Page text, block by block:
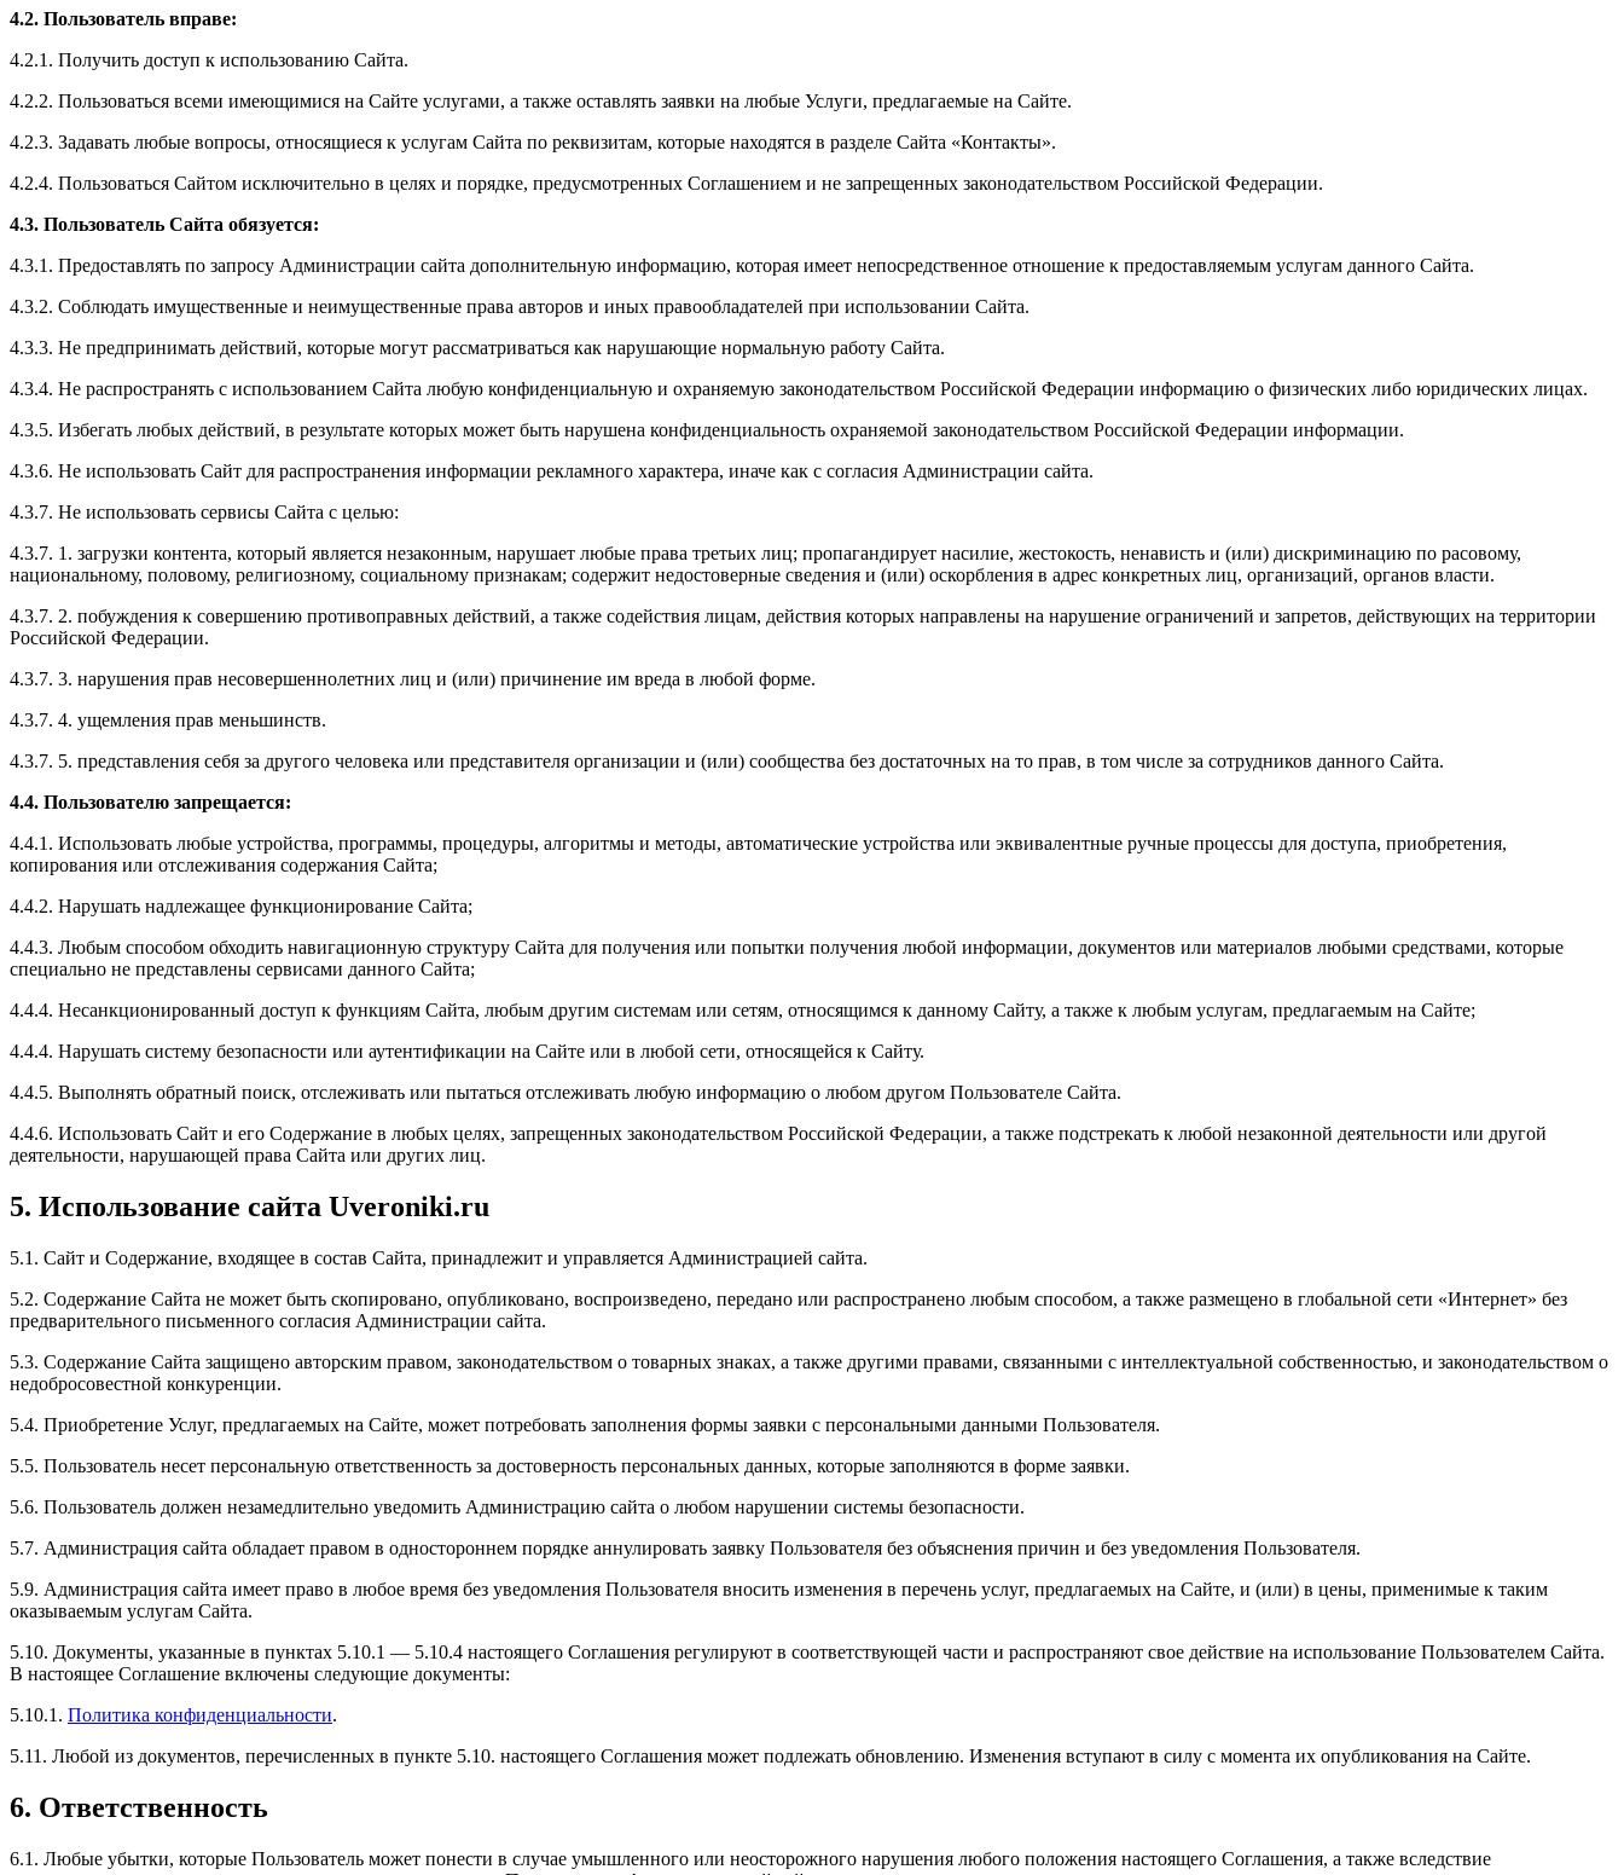
4.2. Пользователь вправе:
4.2.1. Получить доступ к использованию Сайта.
4.2.2. Пользоваться всеми имеющимися на Сайте услугами, а также оставлять заявки на любые Услуги, предлагаемые на Сайте.
4.2.3. Задавать любые вопросы, относящиеся к услугам Сайта по реквизитам, которые находятся в разделе Сайта «Контакты».
4.2.4. Пользоваться Сайтом исключительно в целях и порядке, предусмотренных Соглашением и не запрещенных законодательством Российской Федерации.
4.3. Пользователь Сайта обязуется:
4.3.1. Предоставлять по запросу Администрации сайта дополнительную информацию, которая имеет непосредственное отношение к предоставляемым услугам данного Сайта.
4.3.2. Соблюдать имущественные и неимущественные права авторов и иных правообладателей при использовании Сайта.
4.3.3. Не предпринимать действий, которые могут рассматриваться как нарушающие нормальную работу Сайта.
4.3.4. Не распространять с использованием Сайта любую конфиденциальную и охраняемую законодательством Российской Федерации информацию о физических либо юридических лицах.
4.3.5. Избегать любых действий, в результате которых может быть нарушена конфиденциальность охраняемой законодательством Российской Федерации информации.
4.3.6. Не использовать Сайт для распространения информации рекламного характера, иначе как с согласия Администрации сайта.
4.3.7. Не использовать сервисы Сайта с целью:
4.3.7. 1. загрузки контента, который является незаконным, нарушает любые права третьих лиц; пропагандирует насилие, жестокость, ненависть и (или) дискриминацию по расовому,
национальному, половому, религиозному, социальному признакам; содержит недостоверные сведения и (или) оскорбления в адрес конкретных лиц, организаций, органов власти.
4.3.7. 2. побуждения к совершению противоправных действий, а также содействия лицам, действия которых направлены на нарушение ограничений и запретов, действующих на территории
Российской Федерации.
4.3.7. 3. нарушения прав несовершеннолетних лиц и (или) причинение им вреда в любой форме.
4.3.7. 4. ущемления прав меньшинств.
4.3.7. 5. представления себя за другого человека или представителя организации и (или) сообщества без достаточных на то прав, в том числе за сотрудников данного Сайта.
4.4. Пользователю запрещается:
4.4.1. Использовать любые устройства, программы, процедуры, алгоритмы и методы, автоматические устройства или эквивалентные ручные процессы для доступа, приобретения,
копирования или отслеживания содержания Сайта;
4.4.2. Нарушать надлежащее функционирование Сайта;
4.4.3. Любым способом обходить навигационную структуру Сайта для получения или попытки получения любой информации, документов или материалов любыми средствами, которые
специально не представлены сервисами данного Сайта;
4.4.4. Несанкционированный доступ к функциям Сайта, любым другим системам или сетям, относящимся к данному Сайту, а также к любым услугам, предлагаемым на Сайте;
4.4.4. Нарушать систему безопасности или аутентификации на Сайте или в любой сети, относящейся к Сайту.
4.4.5. Выполнять обратный поиск, отслеживать или пытаться отслеживать любую информацию о любом другом Пользователе Сайта.
4.4.6. Использовать Сайт и его Содержание в любых целях, запрещенных законодательством Российской Федерации, а также подстрекать к любой незаконной деятельности или другой
деятельности, нарушающей права Сайта или других лиц.
5. Использование сайта Uveroniki.ru
5.1. Сайт и Содержание, входящее в состав Сайта, принадлежит и управляется Администрацией сайта.
5.2. Содержание Сайта не может быть скопировано, опубликовано, воспроизведено, передано или распространено любым способом, а также размещено в глобальной сети «Интернет» без
предварительного письменного согласия Администрации сайта.
5.3. Содержание Сайта защищено авторским правом, законодательством о товарных знаках, а также другими правами, связанными с интеллектуальной собственностью, и законодательством о
недобросовестной конкуренции.
5.4. Приобретение Услуг, предлагаемых на Сайте, может потребовать заполнения формы заявки с персональными данными Пользователя.
5.5. Пользователь несет персональную ответственность за достоверность персональных данных, которые заполняются в форме заявки.
5.6. Пользователь должен незамедлительно уведомить Администрацию сайта о любом нарушении системы безопасности.
5.7. Администрация сайта обладает правом в одностороннем порядке аннулировать заявку Пользователя без объяснения причин и без уведомления Пользователя.
5.9. Администрация сайта имеет право в любое время без уведомления Пользователя вносить изменения в перечень услуг, предлагаемых на Сайте, и (или) в цены, применимые к таким
оказываемым услугам Сайта.
5.10. Документы, указанные в пунктах 5.10.1 — 5.10.4 настоящего Соглашения регулируют в соответствующей части и распространяют свое действие на использование Пользователем Сайта.
В настоящее Соглашение включены следующие документы:
5.10.1. Политикa конфиденциальности.
5.11. Любой из документов, перечисленных в пункте 5.10. настоящего Соглашения может подлежать обновлению. Изменения вступают в силу с момента их опубликования на Сайте.
6. Ответственность
6.1. Любые убытки, которые Пользователь может понести в случае умышленного или неосторожного нарушения любого положения настоящего Соглашения, а также вследствие